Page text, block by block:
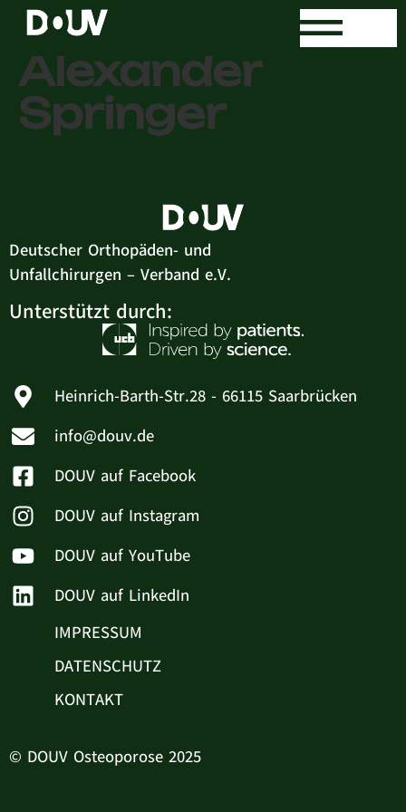
Dr. med.
Alexander
Springer
Deutscher Orthopäden- und
Unfallchirurgen – Verband e.V.
Unterstützt durch:
Heinrich-Barth-Str.28 - 66115 Saarbrücken
info@douv.de
DOUV auf Facebook
DOUV auf Instagram
DOUV auf YouTube
DOUV auf LinkedIn
IMPRESSUM
DATENSCHUTZ
KONTAKT
© DOUV Osteoporose 2025